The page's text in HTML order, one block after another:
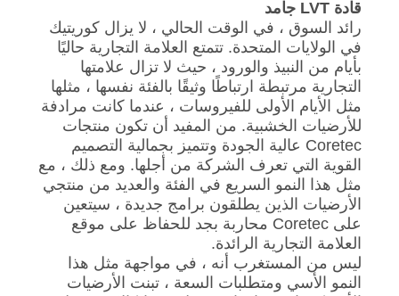
قادة LVT جامد
رائد السوق ، في الوقت الحالي ، لا يزال كوريتيك
في الولايات المتحدة. تتمتع العلامة التجارية حاليًا
بأيام من النبيذ والورود ، حيث لا تزال علامتها
التجارية مرتبطة ارتباطًا وثيقًا بالفئة نفسها ، مثلها
مثل الأيام الأولى للفيروسات ، عندما كانت مرادفة
للأرضيات الخشبية. من المفيد أن تكون منتجات
Coretec عالية الجودة وتتميز بجمالية التصميم
القوية التي تعرف الشركة من أجلها. ومع ذلك ، مع
مثل هذا النمو السريع في الفئة والعديد من منتجي
الأرضيات الذين يطلقون برامج جديدة ، سيتعين
على Coretec محاربة بجد للحفاظ على موقع
العلامة التجارية الرائدة.
ليس من المستغرب أنه ، في مواجهة مثل هذا
النمو الأسي ومتطلبات السعة ، تبنت الأرضيات